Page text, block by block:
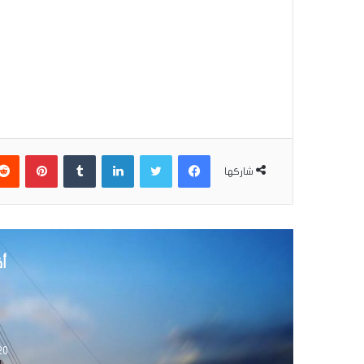
شاركها
فيسبوكتويتر لينكدإن
19